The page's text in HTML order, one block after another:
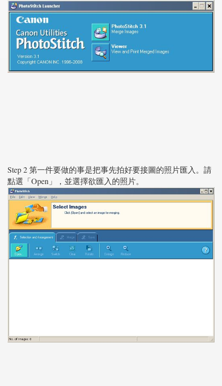
Step 2 第一件要做的事是把事先拍好要接圖的照片匯入。請
點選「Open」，並選擇欲匯入的照片。